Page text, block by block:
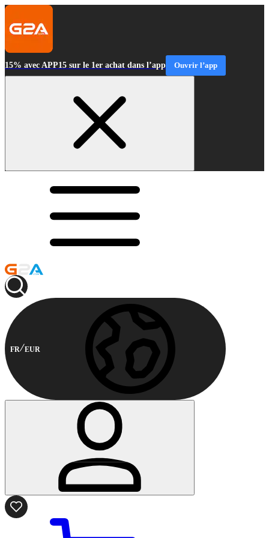
15% avec APP15 sur le 1er achat dans l’app Ouvrir l’app
FR EUR